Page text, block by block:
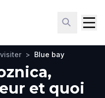
> Blue bay
et quoi